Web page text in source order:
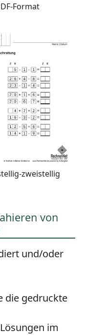
Format
zweistellig
von
und/oder
die gedruckte
im